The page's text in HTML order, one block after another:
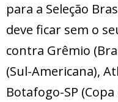
para a Seleção
deve ficar sem o
contra Grêmio
(Sul-Americana),
Botafogo-SP